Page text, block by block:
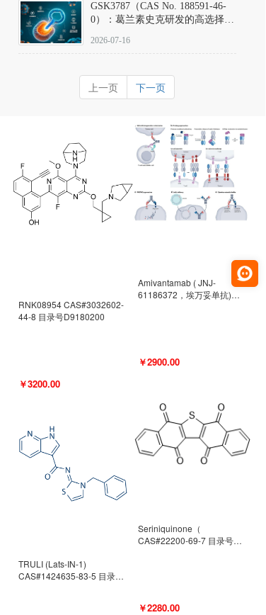
GSK3787（CAS No. 188591-46-
0）：葛兰素史克研发的高选择
抗剂，被广泛视为研究PPARδ核
靶点药理机制的金标准化学探
针。
2026-07-16
上一页 下一页
RNK08954 CAS#3032602-
44-8 目录号D9180200
￥3200.00
TRULI (Lats-IN-1)
CAS#1424635-83-5 目录号
Amivantamab ( JNJ-
61186372，埃万妥单抗)
￥2900.00
Seriniquinone（
CAS#22200-69-7 目录号
￥2280.00